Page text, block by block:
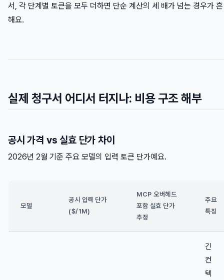
서, 각 단계별 토큰을 모두 더하면 단순 계산의 세 배가 넘는 경우가 흔
해요.
실제 청구서 어디서 터지나: 비용 구조 해부
공시 가격 vs 실효 단가 차이
2026년 2월 기준 주요 모델의 입력 토큰 단가예요.
모델
공시 입력 단가
($/1M)
MCP 오버헤드
포함 실효 단가
추정
주요
특징
긴
컨
텍